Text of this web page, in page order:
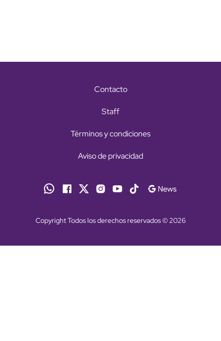
Contacto
Staff
Términos y condiciones
Aviso de privacidad
Copyright Todos los derechos reservados © 2026